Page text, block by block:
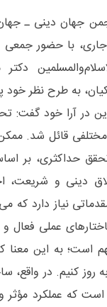
جهان دینی ـ
با حضور جمعی
دکتر
به طرح نظر خود
آرا خود گفت:
قائل شد.
حداکثری، بر
دینی و
نیاز دارد که
عملی فعال و
است؛ به این
روز کنیم. در
که عملکرد مؤثر و